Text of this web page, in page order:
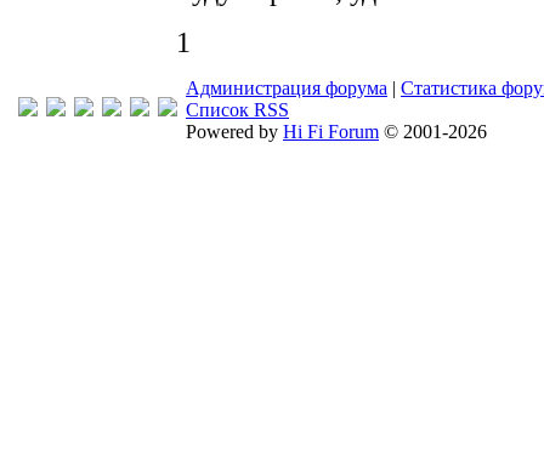
1
Администрация форума | Статистика
Список RSS
Powered by Hi Fi Forum © 2001-2026